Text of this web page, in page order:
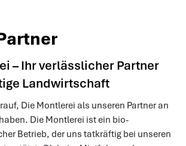
– Ihr verlässlicher Partner